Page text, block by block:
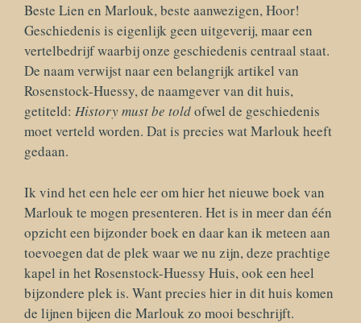
Beste Lien en Marlouk, beste aanwezigen, Hoor!
Geschiedenis is eigenlijk geen uitgeverij, maar een
vertelbedrijf waarbij onze geschiedenis centraal staat.
De naam verwijst naar een belangrijk artikel van
Rosenstock-Huessy, de naamgever van dit huis,
getiteld: History must be toldofwel de geschiedenis
moet verteld worden. Dat is precies wat Marlouk heeft
gedaan.
Ik vind het een hele eer om hier het nieuwe boek van
Marlouk te mogen presenteren. Het is in meer dan één
opzicht een bijzonder boek en daar kan ik meteen aan
toevoegen dat de plek waar we nu zijn, deze prachtige
kapel in het Rosenstock-Huessy Huis, ook een heel
bijzondere plek is. Want precies hier in dit huis komen
de lijnen bijeen die Marlouk zo mooi beschrijft.